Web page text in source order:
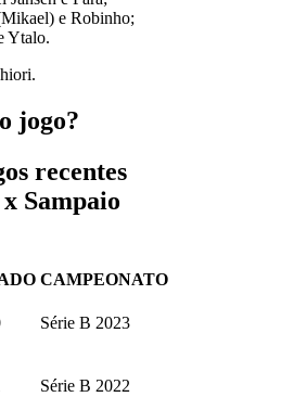
e Robinho;
Ytalo.
jogo?
recentes
Sampaio
CAMPEONATO
Série B 2023
Série B 2022